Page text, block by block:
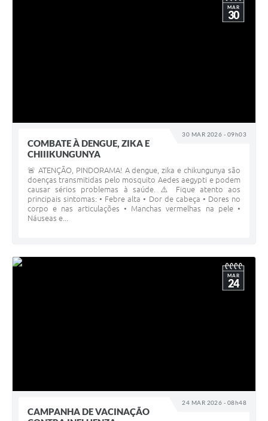
30 MAR 2026 - 09h03
MAR
30
COMBATE À DENGUE, ZIKA E
CHIIIKUNGUNYA
🚨 ATENÇÃO, PINDORAMA! A dengue, zika e chikungunya são
doenças transmitidas pelo mosquito Aedes aegypti e podem
causar sérios problemas à saúde. ⚠️ Fique atento aos
principais sintomas: • Febre alta • Dor de cabeça • Dores no
corpo e nas articulações • Manchas vermelhas na pele •
Náuseas e...
24 MAR 2026 - 08h48
MAR
24
CAMPANHA DE VACINAÇÃO